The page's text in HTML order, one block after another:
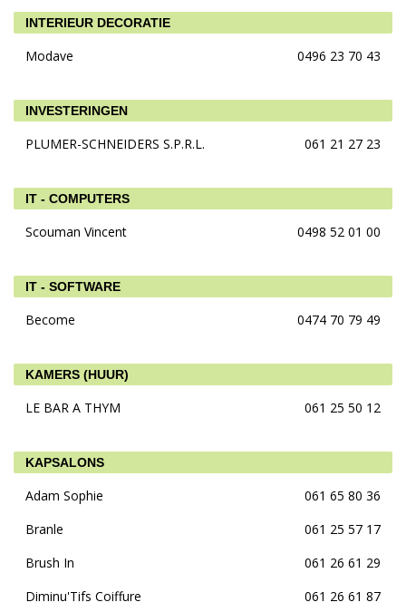
INTERIEUR DECORATIE
Modave 0496 23 70 43
INVESTERINGEN
PLUMER-SCHNEIDERS S.P.R.L. 061 21 27 23
IT - COMPUTERS
Scouman Vincent 0498 52 01 00
IT - SOFTWARE
Become 0474 70 79 49
KAMERS (HUUR)
LE BAR A THYM 061 25 50 12
KAPSALONS
Adam Sophie
061 65 80 36
Branle
061 25 57 17
Brush In
061 26 61 29
Diminu'Tifs Coiffure
061 26 61 87